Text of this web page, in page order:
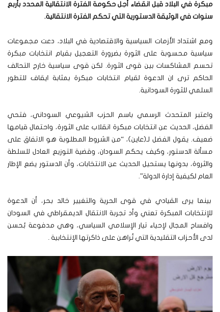
مبكرة في البلاد قبل انقضاء أجل حكومة الفترة الانتقالية المحدد بأربع
سنوات في الوثيقة الدستورية التي تحكم الفترة الانتقالية.
ومع اشتداد الأزمات السياسية والاقتصادية في البلاد، دعت مجموعات
سياسية محسوبة على الثورة بضرورة التعجيل بقيام انتخابات مبكرة
تحسم المشاكسات بين قوى الثورة. لكن قوى سياسية خارج التحالف
الحاكم ترى ان الدعوة لقيام انتخابات مبكرة بمثابة ايقاف للتطور
السلمي للثورة السودانية.
واعتبر المتحدث الرسمي باسم الحزب الشيوعي السوداني، فتحي
الفضل، الحديث عن انتخابات مبكرة انقلاب على الثورة، واحتمال قيامها
ضعيف. يقول الفضل لـ(عاين)، “من الشروط المطلوبة هو الاتفاق على
مسألة الدستور، وكيف يحكم السودان، وقضية التوزيع العادل للسلطة
والثروة، بدونها يستحيل الحديث عن الانتخابات، وأن الدستور يضع الإطار
العام لكيفية إدارة الدولة”.
بينما يرى القيادي في قوى الحرية والتغيير خالد بحر، أن الدعوة
للإنتخابات المبكرة تعني وأد تجربة الانتقال الديمقراطي في السودان
وافساح المجال لإحياء تيار الإسلامي السياسي، وهي مدفوعة بُحسن
لدى الأحزاب التقليدية التي تُراهن على ذاكرتها الإنتخابية .